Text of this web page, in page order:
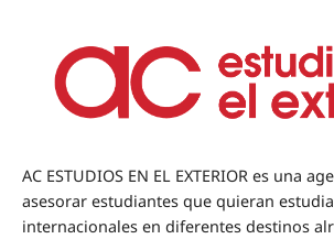
AC ESTUDIOS EN EL EXTERIOR es una
asesorar estudiantes que quieran
internacionales en diferentes destinos